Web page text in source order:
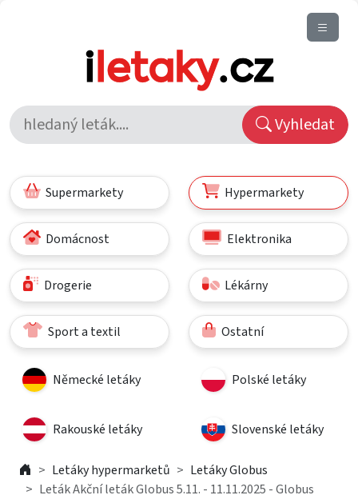
Vyhledat
Supermarkety Hypermarkety
Domácnost Elektronika
Drogerie Lékárny
Sport a textil Ostatní
Německé letáky Polské letáky
Rakouské letáky Slovenské letáky
Letáky hypermarketů
Letáky Globus
Leták Akční leták Globus 5.11. - 11.11.2025 - Globus